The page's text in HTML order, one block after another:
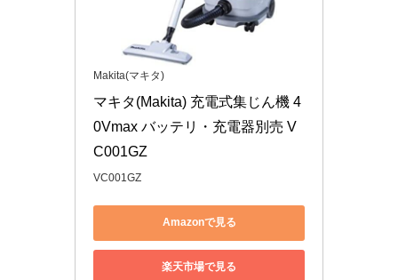
Makita(マキタ)
マキタ(Makita) 充電式集じん機 4
0Vmax バッテリ・充電器別売 V
C001GZ
VC001GZ
Amazonで見る
楽天市場で見る